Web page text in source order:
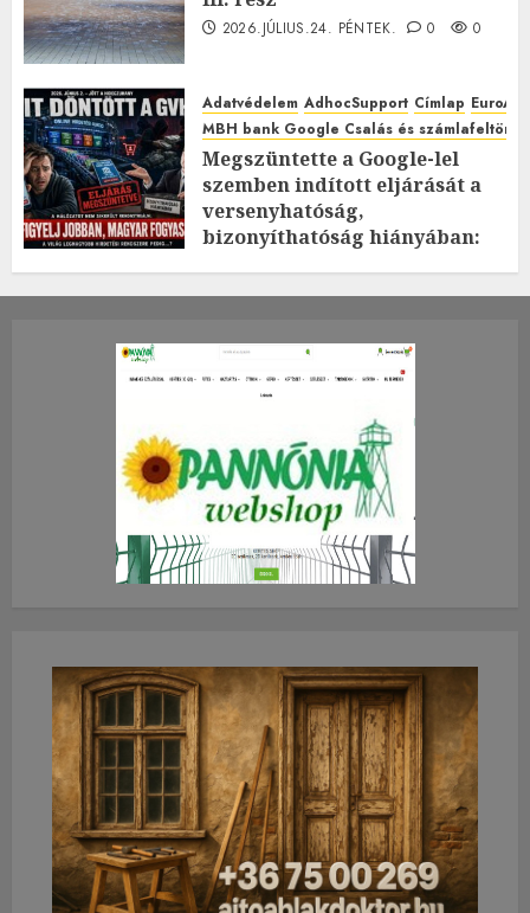
2026.JÚLIUS.24. PÉNTEK. 0 0
Adatvédelem AdhocSupport Címlap
MBH bank Google Csalás és
Megszüntette a Google-lel
szemben indított eljárását a
versenyhatóság,
bizonyíthatóság hiányában:
2026.JÚLIUS.23. CSÜTÖRTÖK.
0